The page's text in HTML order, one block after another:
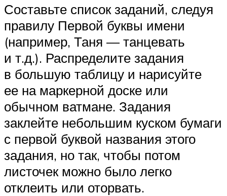
Составьте список заданий, следуя
правилу Первой буквы имени
(например, Таня — танцевать
и т.д.). Распределите задания
в большую таблицу и нарисуйте
ее на маркерной доске или
обычном ватмане. Задания
заклейте небольшим куском бумаги
с первой буквой названия этого
задания, но так, чтобы потом
листочек можно было легко
отклеить или оторвать.